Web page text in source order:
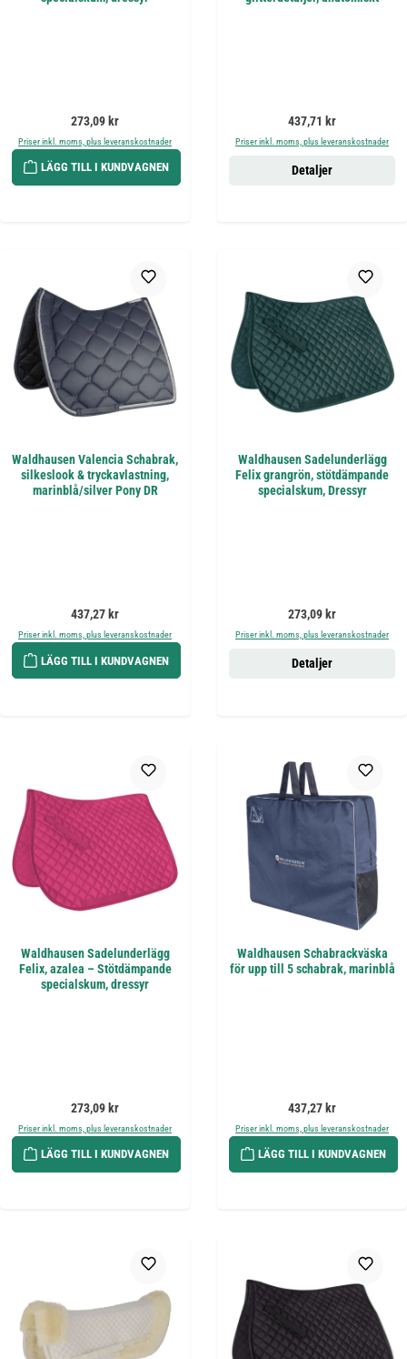
Ordinarie pris:
273,09 kr
Priser inkl. moms, plus leveranskostnader
LÄGG TILL I KUNDVAGNEN
Ordinarie pris:
437,71 kr
Priser inkl. moms, plus leveranskostnader
Detaljer
Waldhausen Valencia Schabrak,
silkeslook & tryckavlastning,
marinblå/silver Pony DR
Ordinarie pris:
437,27 kr
Priser inkl. moms, plus leveranskostnader
LÄGG TILL I KUNDVAGNEN
Waldhausen Sadelunderlägg
Felix grangrön, stötdämpande
specialskum, Dressyr
Ordinarie pris:
273,09 kr
Priser inkl. moms, plus leveranskostnader
Detaljer
Waldhausen Sadelunderlägg
Felix, azalea – Stötdämpande
specialskum, dressyr
Ordinarie pris:
273,09 kr
Priser inkl. moms, plus leveranskostnader
LÄGG TILL I KUNDVAGNEN
Waldhausen Schabrackväska
för upp till 5 schabrak, marinblå
Ordinarie pris:
437,27 kr
Priser inkl. moms, plus leveranskostnader
LÄGG TILL I KUNDVAGNEN